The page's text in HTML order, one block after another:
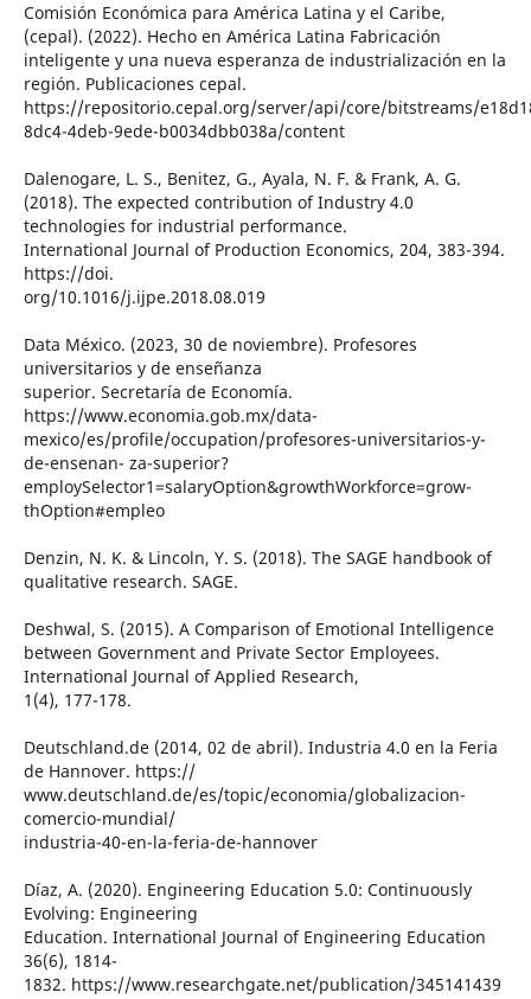
Comisión Económica para América Latina y el Caribe,
(cepal). (2022). Hecho en América Latina Fabricación
inteligente y una nueva esperanza de industrialización en la
región. Publicaciones cepal.
https://repositorio.cepal.org/server/api/core/bitstreams/
8dc4-4deb-9ede-b0034dbb038a/content
Dalenogare, L. S., Benitez, G., Ayala, N. F. & Frank, A. G.
(2018). The expected contribution of Industry 4.0
technologies for industrial performance.
International Journal of Production Economics, 204, 383-394.
https://doi.
org/10.1016/j.ijpe.2018.08.019
Data México. (2023, 30 de noviembre). Profesores
universitarios y de enseñanza
superior. Secretaría de Economía.
https://www.economia.gob.mx/data-
mexico/es/profile/occupation/profesores-universitarios-y-
de-ensenan- za-superior?
employSelector1=salaryOption&growthWorkforce=grow-
thOption#empleo
Denzin, N. K. & Lincoln, Y. S. (2018). The SAGE handbook of
qualitative research. SAGE.
Deshwal, S. (2015). A Comparison of Emotional Intelligence
between Government and Private Sector Employees.
International Journal of Applied Research,
1(4), 177-178.
Deutschland.de (2014, 02 de abril). Industria 4.0 en la Feria
de Hannover. https://
www.deutschland.de/es/topic/economia/globalizacion-
comercio-mundial/
industria-40-en-la-feria-de-hannover
Díaz, A. (2020). Engineering Education 5.0: Continuously
Evolving: Engineering
Education. International Journal of Engineering Education
36(6), 1814-
1832. https://www.researchgate.net/publication/345141439